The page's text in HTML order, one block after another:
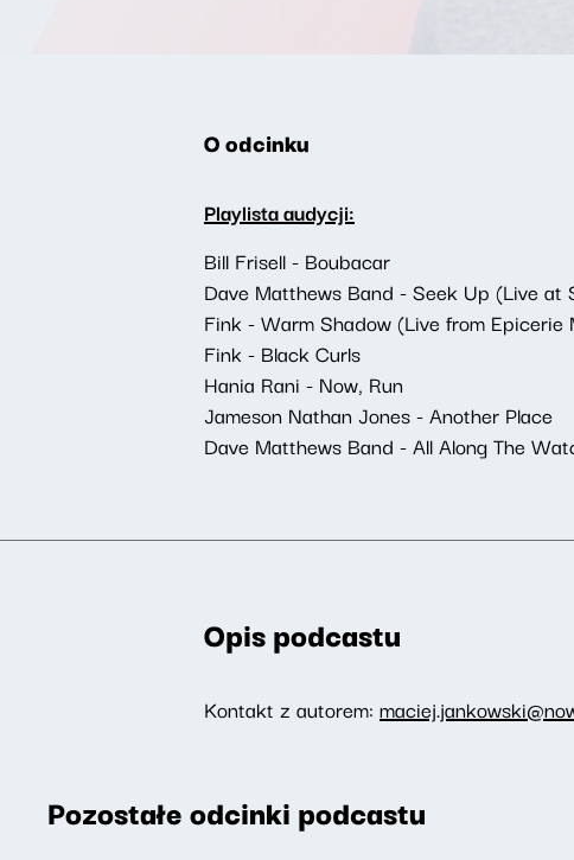
O odcinku
Playlista audycji:
Bill Frisell - Boubacar
Dave Matthews Band - Seek Up (Live
Fink - Warm Shadow (Live from Epicerie
Fink - Black Curls
Hania Rani - Now, Run
Jameson Nathan Jones - Another Place
Dave Matthews Band - All Along The
Opis podcastu
Kontakt z autorem:
Pozostałe odcinki podcastu